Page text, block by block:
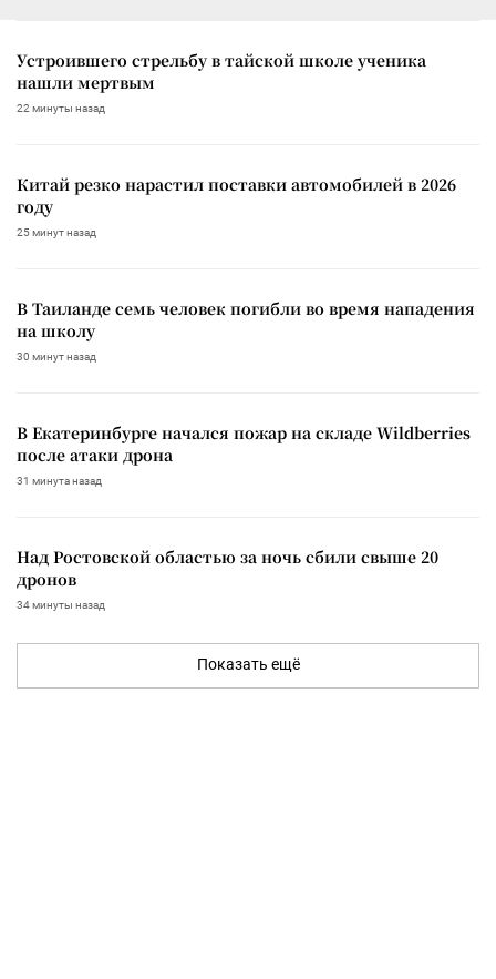
Устроившего стрельбу в тайской школе ученика
нашли мертвым
22 минуты назад
Китай резко нарастил поставки автомобилей в 2026
году
25 минут назад
В Таиланде семь человек погибли во время нападения
на школу
30 минут назад
В Екатеринбурге начался пожар на складе Wildberries
после атаки дрона
31 минута назад
Над Ростовской областью за ночь сбили свыше 20
дронов
34 минуты назад
Показать ещё